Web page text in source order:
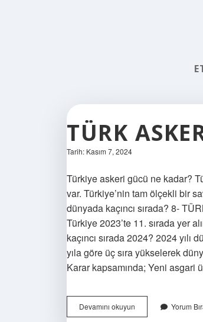
TÜRK
Tarih: Kasım 7, 2024
Türkiye askeri gücü ne kadar?
var. Türkiye’nin tam ölçekli bir
dünyada kaçıncı sırada? 8-
Türkiye 2023’te 11. sırada yer
kaçıncı sırada 2024? 2024 yılı
yıla göre üç sıra yükselerek
Karar kapsamında; Yeni asgari
Devamını okuyun
Askeri
Yorum